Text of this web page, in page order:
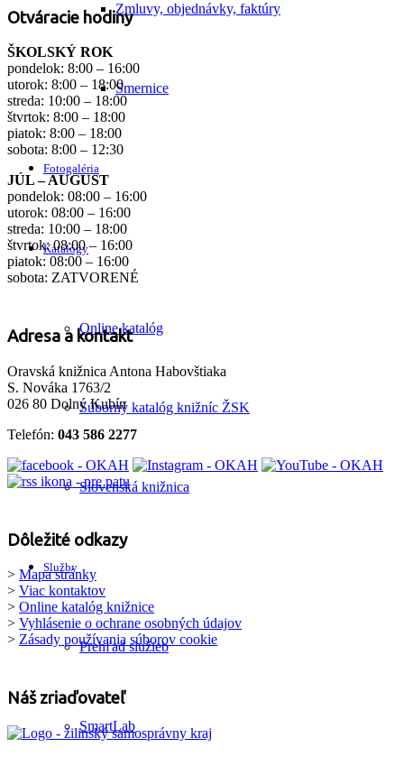
Zmluvy, objednávky, faktúry
Smernice
Fotogaléria
Katalógy
Online katalóg
Súborný katalóg knižníc ŽSK
Slovenská knižnica
Služby
Prehľad služieb
SmartLab
Otváracie hodiny
ŠKOLSKÝ ROK
pondelok: 8:00 – 16:00
utorok: 8:00 – 18:00
streda: 10:00 – 18:00
štvrtok: 8:00 – 18:00
piatok: 8:00 – 18:00
sobota: 8:00 – 12:30
JÚL – AUGUST
pondelok: 08:00 – 16:00
utorok: 08:00 – 16:00
streda: 10:00 – 18:00
štvrtok: 08:00 – 16:00
piatok: 08:00 – 16:00
sobota: ZATVORENÉ
Adresa a kontakt
Oravská knižnica Antona Habovštiaka
S. Nováka 1763/2
026 80 Dolný Kubín
Telefón: 043 586 2277
Dôležité odkazy
> Mapa stránky
> Viac kontaktov
> Online katalóg knižnice
> Vyhlásenie o ochrane osobných údajov
> Zásady používania súborov cookie
Náš zriaďovateľ